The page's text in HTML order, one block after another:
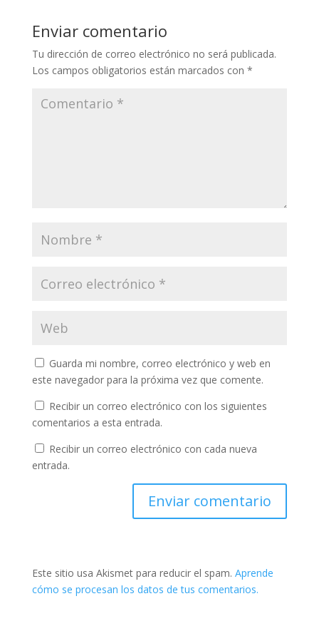
Enviar comentario
Tu dirección de correo electrónico no será publicada.
Los campos obligatorios están marcados con *
Guarda mi nombre, correo electrónico y web en
este navegador para la próxima vez que comente.
Recibir un correo electrónico con los siguientes
comentarios a esta entrada.
Recibir un correo electrónico con cada nueva
entrada.
Este sitio usa Akismet para reducir el spam. Aprende
cómo se procesan los datos de tus comentarios.